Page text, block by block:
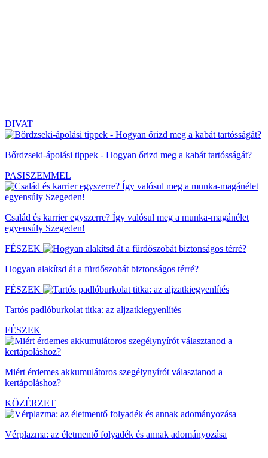
DIVAT
Bőrdzseki-ápolási tippek - Hogyan őrizd meg a kabát tartósságát?
PASISZEMMEL
Család és karrier egyszerre? Így valósul meg a munka-magánélet
egyensúly Szegeden!
FÉSZEK
Hogyan alakítsd át a fürdőszobát biztonságos térré?
FÉSZEK
Tartós padlóburkolat titka: az aljzatkiegyenlítés
FÉSZEK
Miért érdemes akkumulátoros szegélynyírót választanod a
kertápoláshoz?
KÖZÉRZET
Vérplazma: az életmentő folyadék és annak adományozása